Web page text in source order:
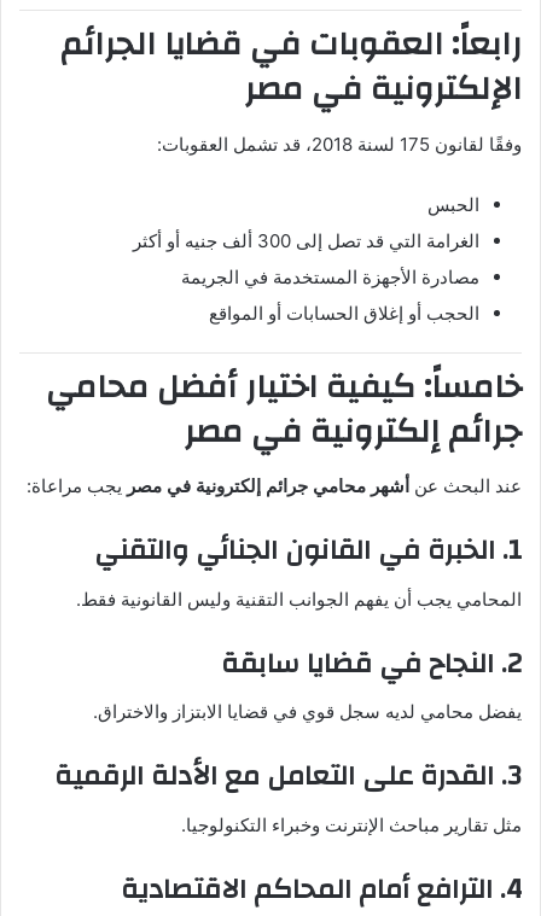
رابعاً: العقوبات في قضايا الجرائم
الإلكترونية في مصر
وفقًا لقانون 175 لسنة 2018، قد تشمل العقوبات:
الحبس
الغرامة التي قد تصل إلى 300 ألف جنيه أو أكثر
مصادرة الأجهزة المستخدمة في الجريمة
الحجب أو إغلاق الحسابات أو المواقع
خامساً: كيفية اختيار أفضل محامي
جرائم إلكترونية في مصر
عند البحث عن أشهر محامي جرائم إلكترونية في مصر يجب مراعاة:
1. الخبرة في القانون الجنائي والتقني
المحامي يجب أن يفهم الجوانب التقنية وليس القانونية فقط.
2. النجاح في قضايا سابقة
يفضل محامي لديه سجل قوي في قضايا الابتزاز والاختراق.
3. القدرة على التعامل مع الأدلة الرقمية
مثل تقارير مباحث الإنترنت وخبراء التكنولوجيا.
4. الترافع أمام المحاكم الاقتصادية